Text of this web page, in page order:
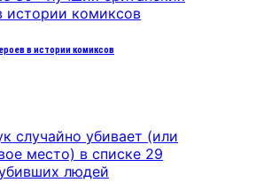
в истории комиксов